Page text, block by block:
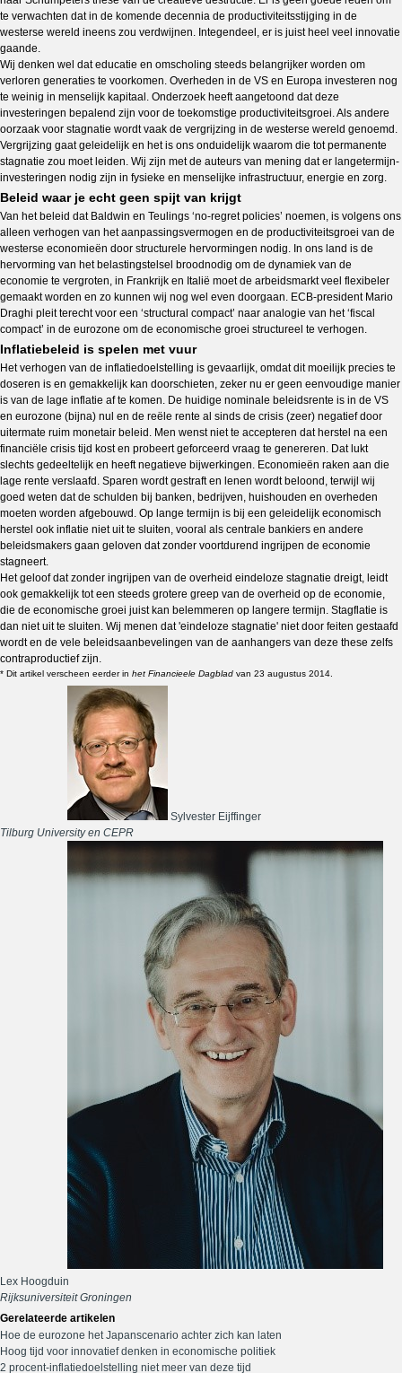
te verwachten dat in de komende decennia de productiviteitsstijging in de
westerse wereld ineens zou verdwijnen. Integendeel, er is juist heel veel innovatie
gaande.
Wij denken wel dat educatie en omscholing steeds belangrijker worden om
verloren generaties te voorkomen. Overheden in de VS en Europa investeren nog
te weinig in menselijk kapitaal. Onderzoek heeft aangetoond dat deze
investeringen bepalend zijn voor de toekomstige productiviteitsgroei. Als andere
oorzaak voor stagnatie wordt vaak de vergrijzing in de westerse wereld genoemd.
Vergrijzing gaat geleidelijk en het is ons onduidelijk waarom die tot permanente
stagnatie zou moet leiden. Wij zijn met de auteurs van mening dat er langetermijn-
investeringen nodig zijn in fysieke en menselijke infrastructuur, energie en zorg.
Beleid waar je echt geen spijt van krijgt
Van het beleid dat Baldwin en Teulings ‘no-regret policies’ noemen, is volgens ons
alleen verhogen van het aanpassingsvermogen en de productiviteitsgroei van de
westerse economieën door structurele hervormingen nodig. In ons land is de
hervorming van het belastingstelsel broodnodig om de dynamiek van de
economie te vergroten, in Frankrijk en Italië moet de arbeidsmarkt veel flexibeler
gemaakt worden en zo kunnen wij nog wel even doorgaan. ECB-president Mario
Draghi pleit terecht voor een ‘structural compact’ naar analogie van het ‘fiscal
compact’ in de eurozone om de economische groei structureel te verhogen.
Inflatiebeleid is spelen met vuur
Het verhogen van de inflatiedoelstelling is gevaarlijk, omdat dit moeilijk precies te
doseren is en gemakkelijk kan doorschieten, zeker nu er geen eenvoudige manier
is van de lage inflatie af te komen. De huidige nominale beleidsrente is in de VS
en eurozone (bijna) nul en de reële rente al sinds de crisis (zeer) negatief door
uitermate ruim monetair beleid. Men wenst niet te accepteren dat herstel na een
financiële crisis tijd kost en probeert geforceerd vraag te genereren. Dat lukt
slechts gedeeltelijk en heeft negatieve bijwerkingen. Economieën raken aan die
lage rente verslaafd. Sparen wordt gestraft en lenen wordt beloond, terwijl wij
goed weten dat de schulden bij banken, bedrijven, huishouden en overheden
moeten worden afgebouwd. Op lange termijn is bij een geleidelijk economisch
herstel ook inflatie niet uit te sluiten, vooral als centrale bankiers en andere
beleidsmakers gaan geloven dat zonder voortdurend ingrijpen de economie
stagneert.
Het geloof dat zonder ingrijpen van de overheid eindeloze stagnatie dreigt, leidt
ook gemakkelijk tot een steeds grotere greep van de overheid op de economie,
die de economische groei juist kan belemmeren op langere termijn. Stagflatie is
dan niet uit te sluiten. Wij menen dat 'eindeloze stagnatie' niet door feiten gestaafd
wordt en de vele beleidsaanbevelingen van de aanhangers van deze these zelfs
contraproductief zijn.
* Dit artikel verscheen eerder in het Financieele Dagblad van 23 augustus 2014.
Sylvester Eijffinger
Tilburg University en CEPR
Lex Hoogduin
Rijksuniversiteit Groningen
Gerelateerde artikelen
Hoe de eurozone het Japanscenario achter zich kan laten
Hoog tijd voor innovatief denken in economische politiek
2 procent-inflatiedoelstelling niet meer van deze tijd